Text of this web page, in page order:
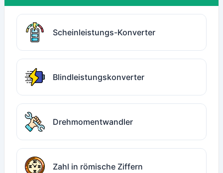
Scheinleistungs-Konverter
Blindleistungskonverter
Drehmomentwandler
Zahl in römische Ziffern